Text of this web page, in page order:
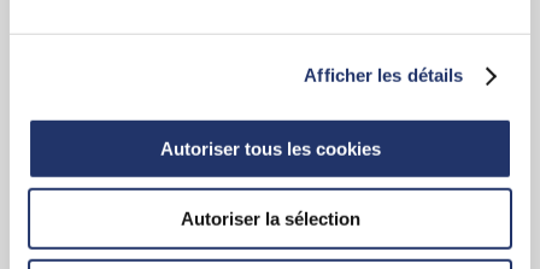
Afficher les détails
Autoriser tous les cookies
Autoriser la sélection
Les avantages sont évidents
Apprenez-en davantage sur la force et le
leadership qui sous tendent Assante CI.